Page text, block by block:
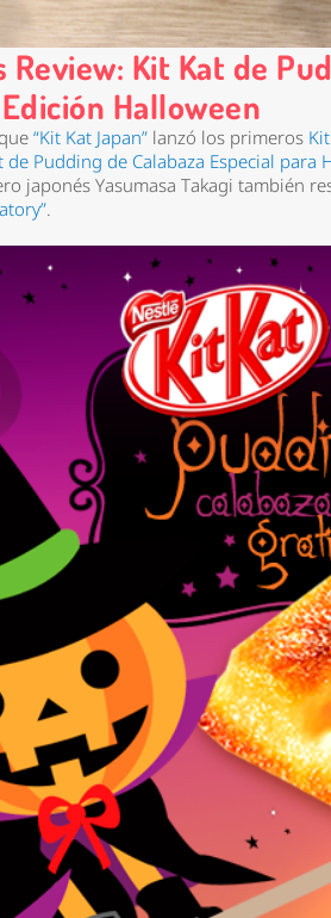
Kit Kat de
Halloween
“Kit Kat Japan” lanzó los primeros
de Pudding de Calabaza Especial
japonés Yasumasa Takagi también
.